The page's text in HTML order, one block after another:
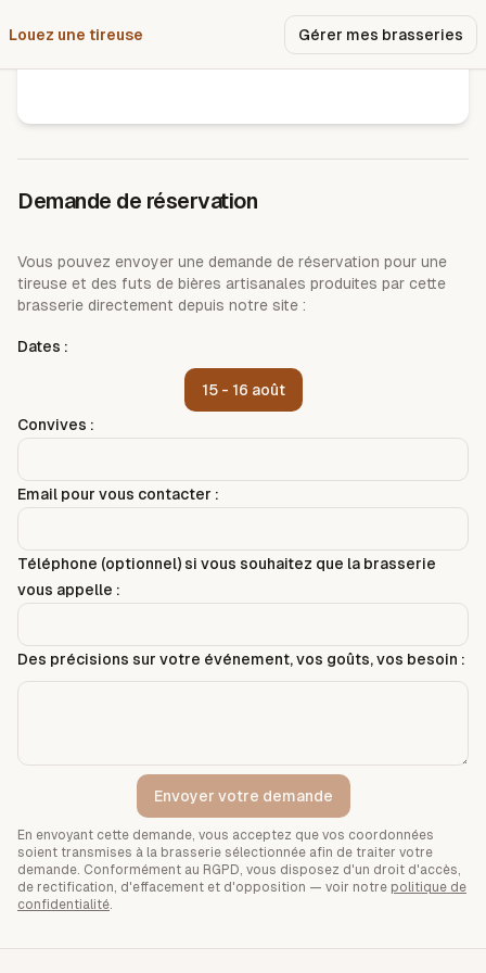
Louez une tireuse Gérer mes brasseries
brasserie bière de la colline
Demande de réservation
Vous pouvez envoyer une demande de réservation pour une
tireuse et des futs de bières artisanales produites par cette
brasserie directement depuis notre site :
Dates :
15 - 16 août
Convives :
Email pour vous contacter :
Téléphone (optionnel) si vous souhaitez que la brasserie
vous appelle :
Des précisions sur votre événement, vos goûts, vos besoin :
Envoyer votre demande
En envoyant cette demande, vous acceptez que vos coordonnées
soient transmises à la brasserie sélectionnée afin de traiter votre
demande. Conformément au RGPD, vous disposez d'un droit d'accès,
de rectification, d'effacement et d'opposition — voir notre politique de
confidentialité.